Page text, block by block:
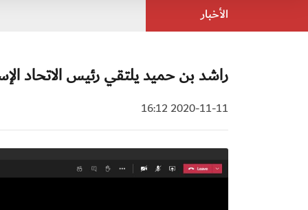
الأخبار
راشد بن حميد يلتقي رئيس الاتحاد
2020-11-11 16:12